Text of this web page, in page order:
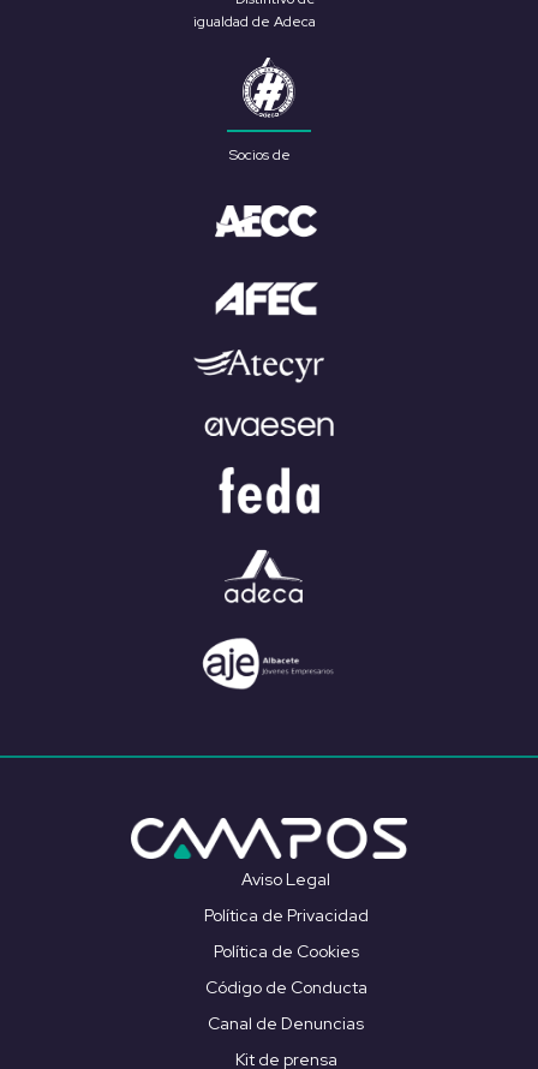
igualdad de Adeca
Socios de
Aviso Legal
Política de Privacidad
Política de Cookies
Código de Conducta
Canal de Denuncias
Kit de prensa